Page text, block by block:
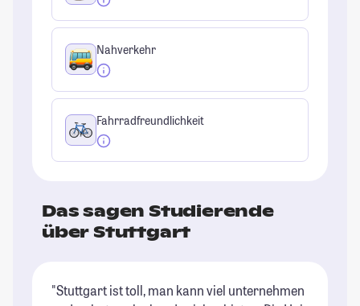
Nahverkehr
Fahrradfreundlichkeit
Das sagen Studierende
über Stuttgart
"Stuttgart ist toll, man kann viel unternehmen